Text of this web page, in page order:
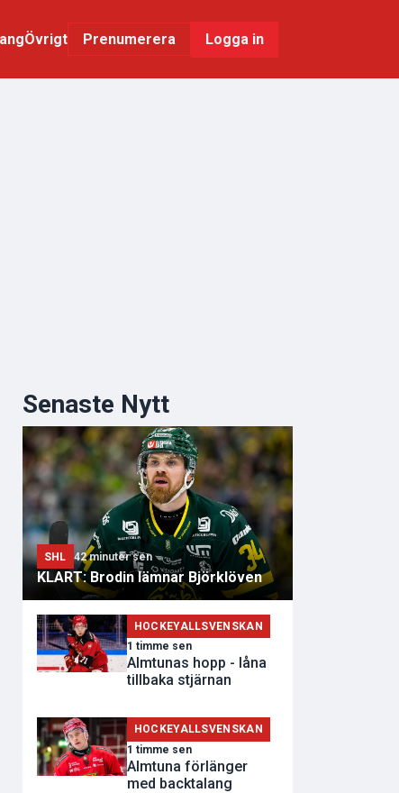
Övrigt Prenumerera Logga in
Senaste Nytt
SHL 42 minuter sen
KLART: Brodin lämnar Björklöven
HOCKEYALLSVENSKAN
1 timme sen
Almtunas hopp - låna
tillbaka stjärnan
HOCKEYALLSVENSKAN
1 timme sen
Almtuna förlänger
med backtalang